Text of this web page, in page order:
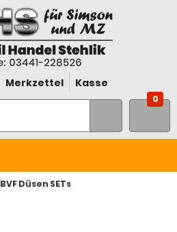
Merkzettel Kasse
0
BVF Düsen SETs